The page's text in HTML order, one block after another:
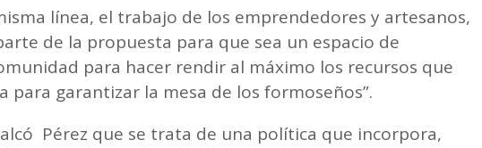
línea, el trabajo de los emprendedores y artesanos,
de la propuesta para que sea un espacio de
para hacer rendir al máximo los recursos que
para garantizar la mesa de los formoseños”.
Pérez que se trata de una política que incorpora,